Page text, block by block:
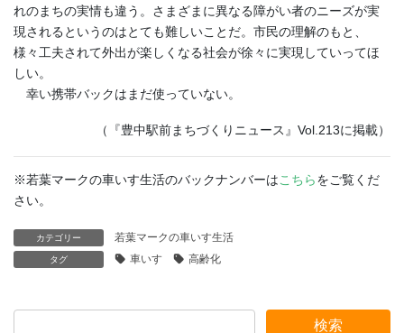
れのまちの実情も違う。さまざまに異なる障がい者のニーズが実
現されるというのはとても難しいことだ。市民の理解のもと、
様々工夫されて外出が楽しくなる社会が徐々に実現していってほ
しい。
幸い携帯バックはまだ使っていない。
（『豊中駅前まちづくりニュース』Vol.213に掲載）
※若葉マークの車いす生活のバックナンバーはこちらをご覧くだ
さい。
カテゴリー 若葉マークの車いす生活
タグ 車いす 高齢化